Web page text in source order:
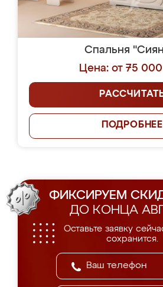
Спальня
Цена: от 75
ПОДРОБНЕЕ
ФИКСИРУЕМ
ДО КОНЦА
Оставьте заявку
сохранится.